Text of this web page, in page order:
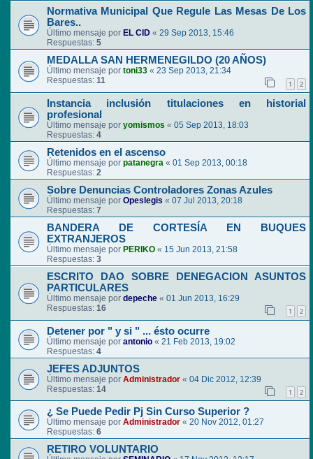
Normativa Municipal Que Regule Las Mesas De Los
Bares..
Último mensaje por EL CID « 29 Sep 2013, 15:46
Respuestas: 5
MEDALLA SAN HERMENEGILDO (20 AÑOS)
Último mensaje por toni33 « 23 Sep 2013, 21:34
Respuestas: 11 1 2
Instancia inclusión titulaciones en historial
profesional
Último mensaje por yomismos « 05 Sep 2013, 18:03
Respuestas: 4
Retenidos en el ascenso
Último mensaje por patanegra « 01 Sep 2013, 00:18
Respuestas: 2
Sobre Denuncias Controladores Zonas Azules
Último mensaje por Opeslegis « 07 Jul 2013, 20:18
Respuestas: 7
BANDERA DE CORTESÍA EN BUQUES
EXTRANJEROS
Último mensaje por PERIKO « 15 Jun 2013, 21:58
Respuestas: 3
ESCRITO DAO SOBRE DENEGACION ASUNTOS
PARTICULARES
Último mensaje por depeche « 01 Jun 2013, 16:29
Respuestas: 16 1 2
Detener por " y si " ... ésto ocurre
Último mensaje por antonio « 21 Feb 2013, 19:02
Respuestas: 4
JEFES ADJUNTOS
Último mensaje por Administrador « 04 Dic 2012, 12:39
Respuestas: 14 1 2
¿ Se Puede Pedir Pj Sin Curso Superior ?
Último mensaje por Administrador « 20 Nov 2012, 01:27
Respuestas: 6
RETIRO VOLUNTARIO